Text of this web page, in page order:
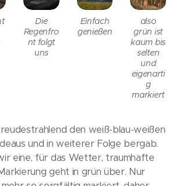
Die
Regenfro
nt folgt
uns
Einfach
genießen
also
grün ist
kaum bis
selten
und
eigenarti
g
markiert
den weiß-blau-weißen
und in weiterer Folge bergab.
eine, für das Wetter, traumhafte
geht in grün über. Nur